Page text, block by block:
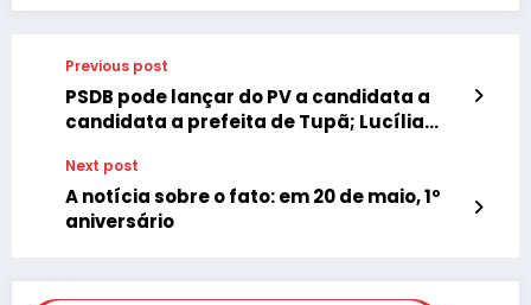
Previous post
PSDB pode lançar do PV a candidata a
candidata a prefeita de Tupã; Lucília
Next post
A notícia sobre o fato: em 20 de maio, 1º
aniversário